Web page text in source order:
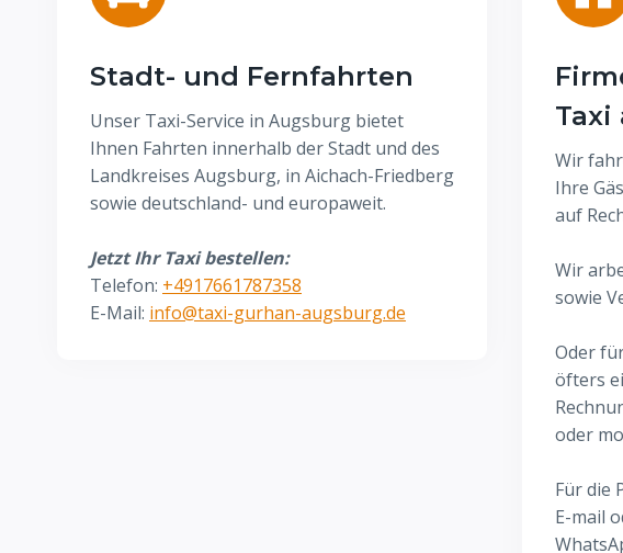
Stadt- und Fernfahrten
Unser Taxi-Service in Augsburg bietet
Ihnen Fahrten innerhalb der Stadt und des
Landkreises Augsburg, in Aichach-Friedberg
sowie deutschland- und europaweit.
Jetzt Ihr Taxi bestellen:
Telefon: +4917661787358
E-Mail: info@taxi-gurhan-augsburg.de
Taxi
Wir
Ihre
auf
Wir
sowie
Oder
öfters
oder
Für die
E-mail